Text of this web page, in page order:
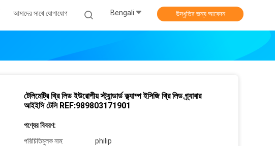
আমাদের সাথে যোগাযোগ Bengali উদ্ধৃতির জন্য আবেদন
টেলিমেট্রি থ্রি লিড ইউরোপীয় স্ট্যান্ডার্ড ক্ল্যাম্প ইসিজি থ্রি লিড গ্র্যাবার
আইইসি টেলি REF:989803171901
পণ্যের বিবরণ:
পরিচিতিমুলক নাম:
philip